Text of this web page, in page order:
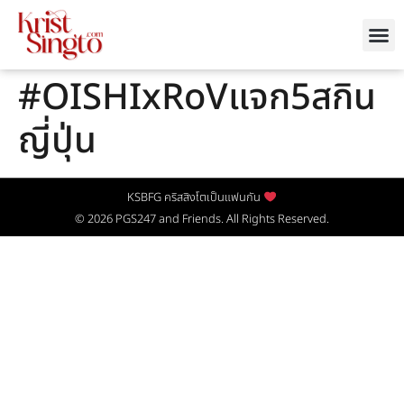
#OISHIxRoVแจก5สกิน
ญี่ปุ่น
KSBFG คริสสิงโตเป็นแฟนกัน
© 2026 PGS247and Friends. All Rights Reserved.